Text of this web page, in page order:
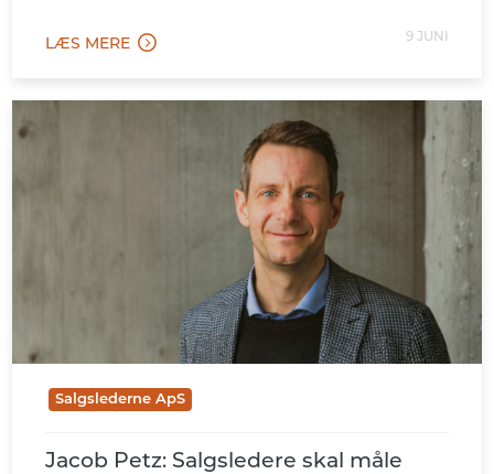
LÆS MERE 9 JUNI
Salgslederne ApS
Jacob Petz: Salgsledere skal måle